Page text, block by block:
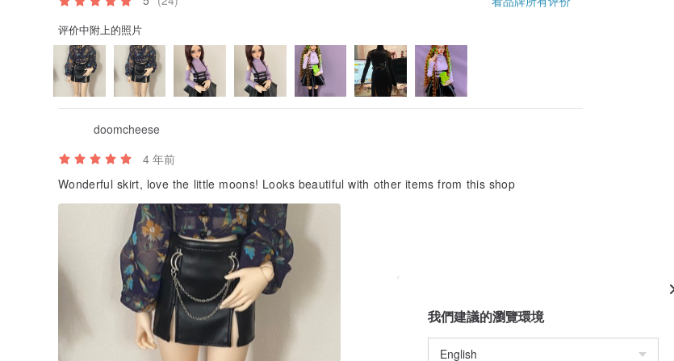
评价中附上的照片
doomcheese
4 年前
Wonderful skirt, love the little moons! Looks beautiful with other items from this shop
我們建議的瀏覽環境